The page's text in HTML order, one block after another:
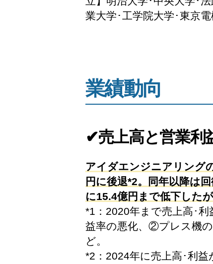
業大学･工学院大学･東京
業績動向
✔売上高と営業利
アイダエンジニアリング
円に後退*2。同年以降は
に15.4億円まで低下した
*1：2020年まで売上高･
益率の悪化、②プレス機
ど。
*2：2024年に売上高･利